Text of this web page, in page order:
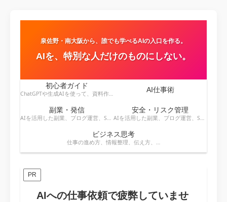
泉佐野・南大阪から、誰でも学べるAIの入口を作る。
AIを、特別な人だけのものにしない。
初心者ガイド
ChatGPTや生成AIを使って、資料作成・メール・会議・業務改善を効率化する方法を紹介します。 AI仕事術
副業・発信
AIを活用した副業、ブログ運営、SNS発信、収益化のアイデアを発信します。
安全・リスク管理
AIを活用した副業、ブログ運営、SNS発信、コンテンツ作成、収益化の方法を紹介します。
ビジネス思考
仕事の進め方、情報整理、伝え方、判断力など、AI時代に役立つビジネス思考を解説します。
PR
AIへの仕事依頼で疲弊していませ